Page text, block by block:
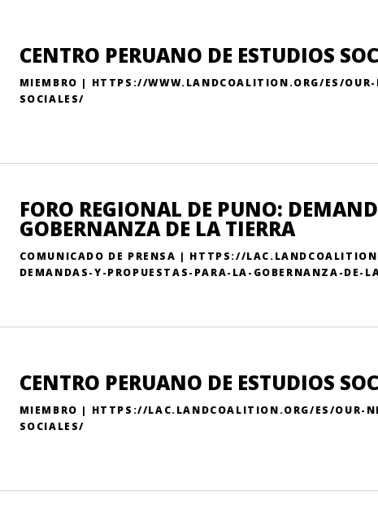
CENTRO PERUANO DE ESTUDIOS
MIEMBRO | HTTPS://WWW.LANDCOALITION.ORG/ES/OUR-
SOCIALES/
FORO REGIONAL DE PUNO:
GOBERNANZA DE LA TIERRA
COMUNICADO DE PRENSA | HTTPS://
DEMANDAS-Y-PROPUESTAS-PARA-LA-GOBERNANZA-DE-
CENTRO PERUANO DE ESTUDIOS
MIEMBRO | HTTPS://LAC.LANDCOALITION.ORG/ES/OUR-
SOCIALES/